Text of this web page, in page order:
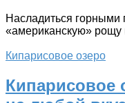
Насладиться
«американскую» рощу
Кипарисовое озеро
Кипарисовое